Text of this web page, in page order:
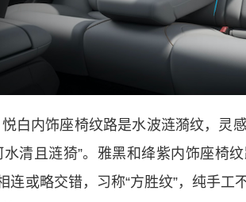
内饰座椅纹路是水波涟漪纹，灵感
清且涟猗”。雅黑和绛紫内饰座椅
连或略交错，习称“方胜纹”，纯手